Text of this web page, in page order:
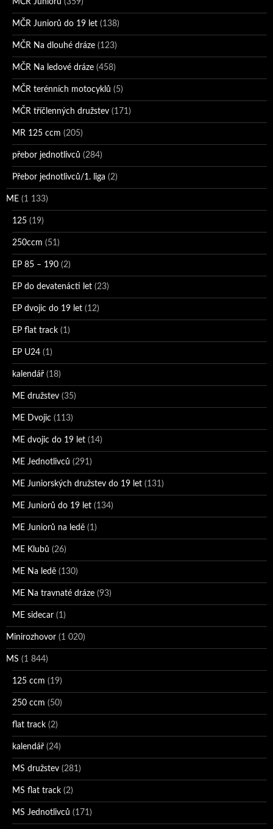
MČR Juniorů do 19 let (138)
MČR Na dlouhé dráze (123)
MČR Na ledové dráze (458)
MČR terénních motocyklů (5)
MČR tříčlenných družstev (171)
MR 125 ccm (205)
přebor jednotlivců (284)
Přebor jednotlivců/1. liga (2)
ME (1 133)
125 (19)
250ccm (51)
EP 85 – 190 (2)
EP do devatenácti let (23)
EP dvojic do 19 let (12)
EP flat track (1)
EP U24 (1)
kalendář (18)
ME družstev (35)
ME Dvojic (113)
ME dvojic do 19 let (14)
ME Jednotlivců (291)
ME Juniorských družstev do 19 let (131)
ME Juniorů do 19 let (134)
ME Juniorů na ledě (1)
ME Klubů (26)
ME Na ledě (130)
ME Na travnaté dráze (93)
ME sidecar (1)
Minirozhovor (1 020)
MS (1 844)
125 ccm (19)
250 ccm (50)
flat track (2)
kalendář (24)
MS družstev (281)
MS flat track (2)
MS Jednotlivců (171)